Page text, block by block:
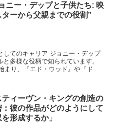
ニー・デップと子供たち: 映
ターから父親までの役割”
してのキャリア ジョニー・デップ
多様な役柄で知られています。
まり、『エド・ウッド』や『ド
ティーヴン・キングの創造の
：彼の作品がどのようにして
形成するか」